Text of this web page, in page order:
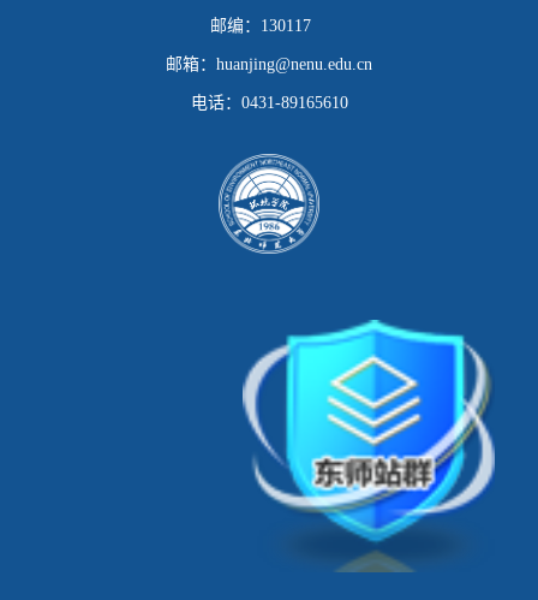
邮编： 130117
邮箱： huanjing@nenu.edu.cn
电话： 0431-89165610